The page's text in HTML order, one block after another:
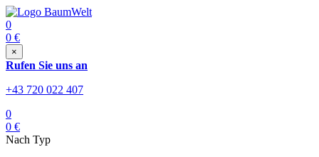
0
0 €
×
Rufen Sie uns an
+43 720 022 407
0
0 €
Nach Typ